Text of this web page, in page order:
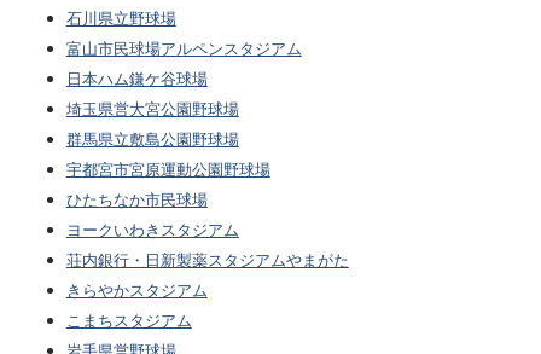
石川県立野球場
富山市民球場アルペンスタジアム
日本ハム鎌ケ谷球場
埼玉県営大宮公園野球場
群馬県立敷島公園野球場
宇都宮市宮原運動公園野球場
ひたちなか市民球場
ヨークいわきスタジアム
荘内銀行・日新製薬スタジアムやまがた
きらやかスタジアム
こまちスタジアム